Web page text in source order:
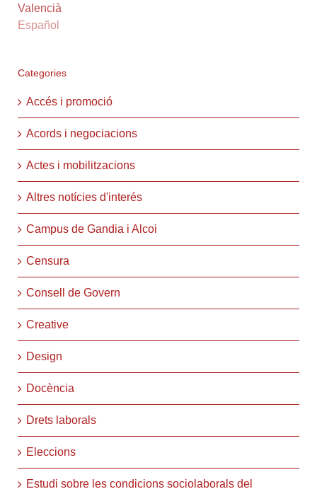
Valencià
Español
Categories
Accés i promoció
Acords i negociacions
Actes i mobilitzacions
Altres notícies d'interés
Campus de Gandia i Alcoi
Censura
Consell de Govern
Creative
Design
Docència
Drets laborals
Eleccions
Estudi sobre les condicions sociolaborals del